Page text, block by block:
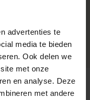
advertenties te
media te bieden
Ook delen we
met onze
en analyse. Deze
met andere